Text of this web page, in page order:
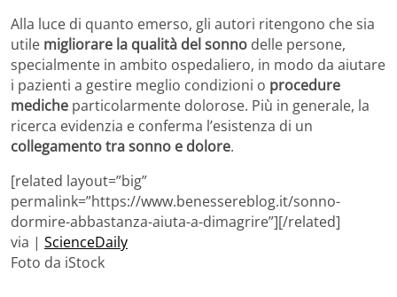
Alla luce di quanto emerso, gli autori ritengono che sia
utile migliorare la qualità del sonno delle persone,
specialmente in ambito ospedaliero, in modo da aiutare
i pazienti a gestire meglio condizioni o procedure
mediche particolarmente dolorose. Più in generale, la
ricerca evidenzia e conferma l’esistenza di un
collegamento tra sonno e dolore.
[related layout=”big”
permalink=”https://www.benessereblog.it/sonno-
dormire-abbastanza-aiuta-a-dimagrire”][/related]
via | ScienceDaily
Foto da iStock